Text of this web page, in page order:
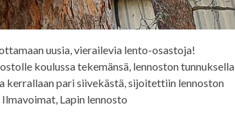
uusia, vierailevia lento-osastoja!
koulussa tekemänsä, lennoston tunnuksella
kerrallaan pari siivekästä, sijoitettiin lennoston
Lapin lennosto